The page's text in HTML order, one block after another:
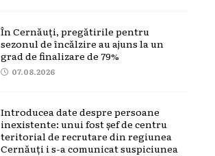
În Cernăuți, pregătirile pentru
sezonul de încălzire au ajuns la un
grad de finalizare de 79%
07.08.2026
Introducea date despre persoane
inexistente: unui fost șef de centru
teritorial de recrutare din regiunea
Cernăuți i s-a comunicat suspiciunea